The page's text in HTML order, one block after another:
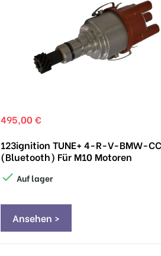
495,00 €
123ignition TUNE+ 4-R-V-BMW-
(Bluetooth) Für M10 Motoren
 Auf lager
Ansehen >